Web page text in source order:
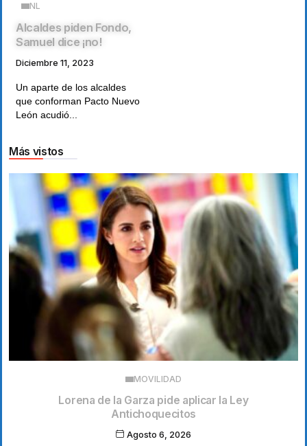
NL
Alcaldes piden Fondo,
Samuel dice ¡no!
Diciembre 11, 2023
Un aparte de los alcaldes
que conforman Pacto Nuevo
León acudió...
Más vistos
MOVILIDAD
Lorena de la Garza pide aplicar la Ley
Antichoquecitos
Agosto 6, 2026